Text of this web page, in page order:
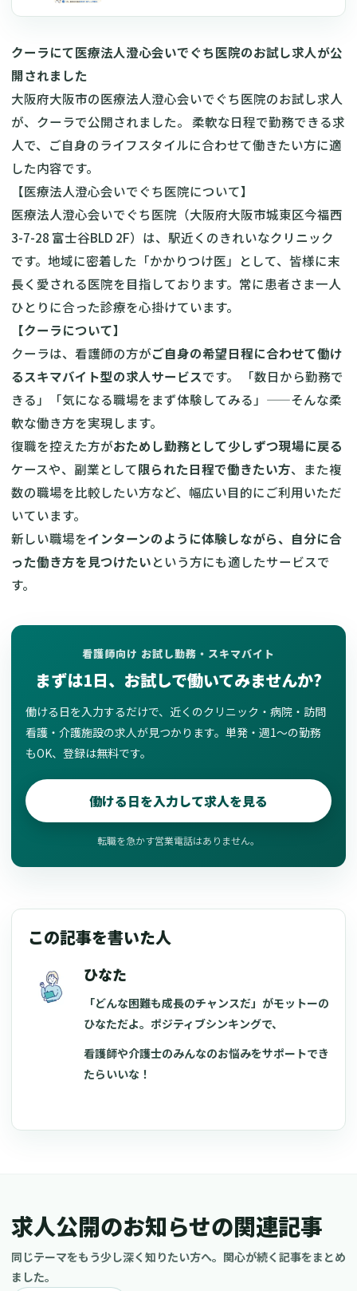
クーラにて医療法人澄心会いでぐち医院のお試し求人が公
開されました
大阪府大阪市の医療法人澄心会いでぐち医院のお試し求人
が、クーラで公開されました。 柔軟な日程で勤務できる求
人で、ご自身のライフスタイルに合わせて働きたい方に適
した内容です。
【医療法人澄心会いでぐち医院について】
医療法人澄心会いでぐち医院（大阪府大阪市城東区今福西
3-7-28 富士谷BLD 2F）は、駅近くのきれいなクリニック
です。地域に密着した「かかりつけ医」として、皆様に末
長く愛される医院を目指しております。常に患者さま一人
ひとりに合った診療を心掛けています。
【クーラについて】
クーラは、看護師の方がご自身の希望日程に合わせて働け
るスキマバイト型の求人サービスです。 「数日から勤務で
きる」「気になる職場をまず体験してみる」——そんな柔
軟な働き方を実現します。
復職を控えた方がおためし勤務として少しずつ現場に戻る
ケースや、副業として限られた日程で働きたい方、また複
数の職場を比較したい方など、幅広い目的にご利用いただ
いています。
新しい職場をインターンのように体験しながら、自分に合
った働き方を見つけたいという方にも適したサービスで
す。
看護師向け お試し勤務・スキマバイト
まずは1日、お試しで働いてみませんか?
働ける日を入力するだけで、近くのクリニック・病院・訪問
看護・介護施設の求人が見つかります。単発・週1〜の勤務
もOK、登録は無料です。
働ける日を入力して求人を見る
転職を急かす営業電話はありません。
この記事を書いた人
ひなた
「どんな困難も成長のチャンスだ」がモットーの
ひなただよ。ポジティブシンキングで、
看護師や介護士のみんなのお悩みをサポートでき
たらいいな！
求人公開のお知らせの関連記事
同じテーマをもう少し深く知りたい方へ。関心が続く記事をまとめ
ました。